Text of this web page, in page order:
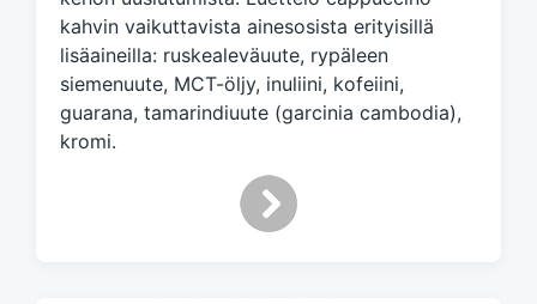
h
kahvin vaikuttavista ainesosista erityisillä
lisäaineilla: ruskealeväuute, rypäleen
siemenuute, MCT-öljy, inuliini, kofeiini,
guarana, tamarindiuute (garcinia cambodia),
kromi.